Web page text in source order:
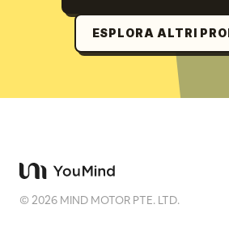
ESPLORA ALTRI
©2026 MIND MOTOR PTE. LTD.